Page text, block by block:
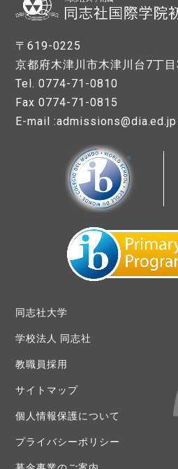
〒619-0225
京都府木津川市木津川台7丁
Tel. 0774-71-0810
Fax 0774-71-0815
E-mail :admissions@dia.ed.jp
同志社大学
学校法人 同志社
教職員採用
サイトマップ
個人情報保護について
プライバシーポリシー